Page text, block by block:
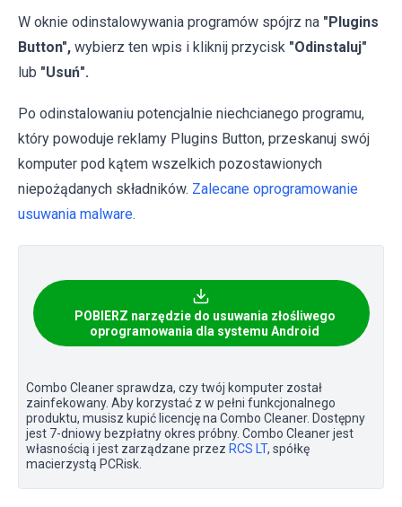
W oknie odinstalowywania programów spójrz na "Plugins
Button", wybierz ten wpis i kliknij przycisk "Odinstaluj"
lub "Usuń".
Po odinstalowaniu potencjalnie niechcianego programu,
który powoduje reklamy Plugins Button, przeskanuj swój
komputer pod kątem wszelkich pozostawionych
niepożądanych składników. Zalecane oprogramowanie
usuwania malware.
POBIERZ narzędzie do usuwania złośliwego
oprogramowania dla systemu Android
Combo Cleaner sprawdza, czy twój komputer został
zainfekowany. Aby korzystać z w pełni funkcjonalnego
produktu, musisz kupić licencję na Combo Cleaner. Dostępny
jest 7-dniowy bezpłatny okres próbny. Combo Cleaner jest
własnością i jest zarządzane przez RCS LT, spółkę
macierzystą PCRisk.